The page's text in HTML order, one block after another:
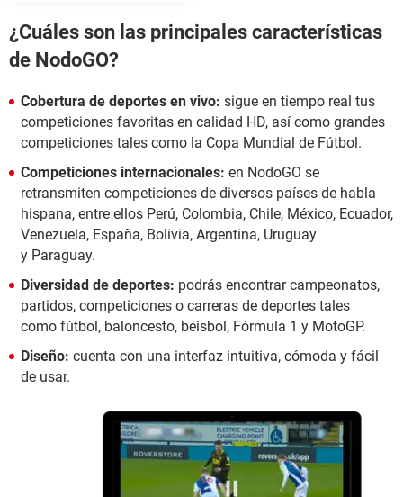
¿Cuáles son las principales características
de NodoGO?
Cobertura de deportes en vivo: sigue en tiempo real tus
competiciones favoritas en calidad HD, así como grandes
competiciones tales como la Copa Mundial de Fútbol.
Competiciones internacionales: en NodoGO se
retransmiten competiciones de diversos países de habla
hispana, entre ellos Perú, Colombia, Chile, México, Ecuador,
Venezuela, España, Bolivia, Argentina, Uruguay
y Paraguay.
Diversidad de deportes: podrás encontrar campeonatos,
partidos, competiciones o carreras de deportes tales
como fútbol, baloncesto, béisbol, Fórmula 1 y MotoGP.
Diseño: cuenta con una interfaz intuitiva, cómoda y fácil
de usar.